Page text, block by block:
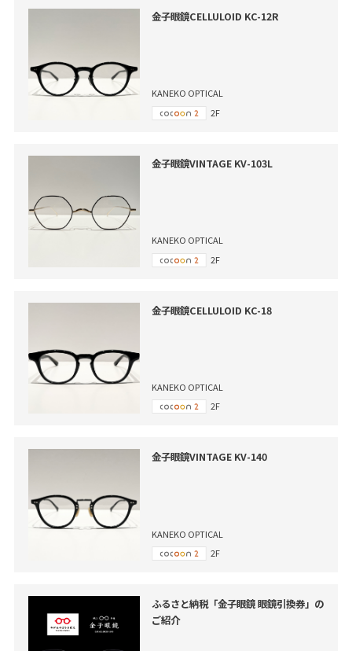
金子眼鏡CELLULOID KC-12R
KANEKO OPTICAL
2F
金子眼鏡VINTAGE KV-103L
KANEKO OPTICAL
2F
金子眼鏡CELLULOID KC-18
KANEKO OPTICAL
2F
金子眼鏡VINTAGE KV-140
KANEKO OPTICAL
2F
ふるさと納税「金子眼鏡 眼鏡引換券」の
ご紹介